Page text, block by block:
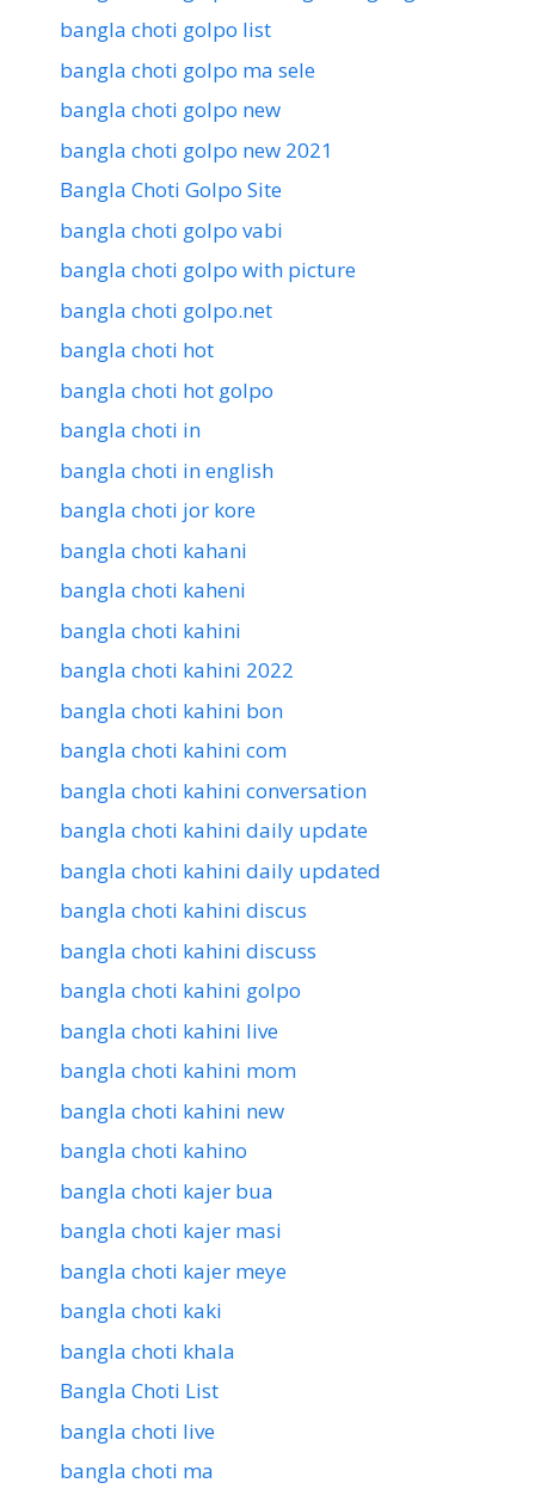
bangla choti golpo list
bangla choti golpo ma sele
bangla choti golpo new
bangla choti golpo new 2021
Bangla Choti Golpo Site
bangla choti golpo vabi
bangla choti golpo with picture
bangla choti golpo.net
bangla choti hot
bangla choti hot golpo
bangla choti in
bangla choti in english
bangla choti jor kore
bangla choti kahani
bangla choti kaheni
bangla choti kahini
bangla choti kahini 2022
bangla choti kahini bon
bangla choti kahini com
bangla choti kahini conversation
bangla choti kahini daily update
bangla choti kahini daily updated
bangla choti kahini discus
bangla choti kahini discuss
bangla choti kahini golpo
bangla choti kahini live
bangla choti kahini mom
bangla choti kahini new
bangla choti kahino
bangla choti kajer bua
bangla choti kajer masi
bangla choti kajer meye
bangla choti kaki
bangla choti khala
Bangla Choti List
bangla choti live
bangla choti ma